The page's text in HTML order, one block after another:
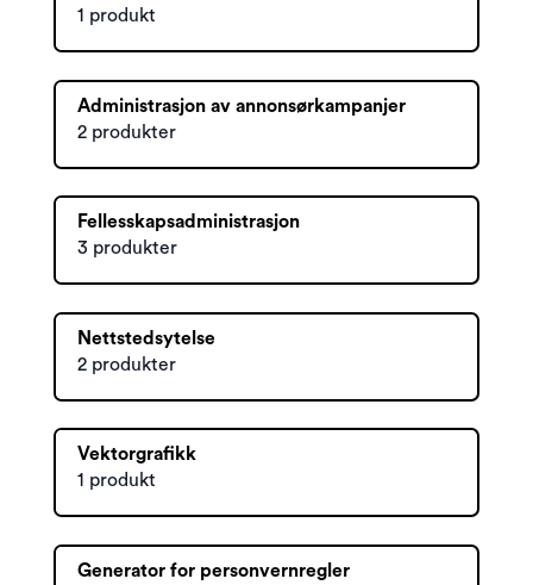
1 produkt
Administrasjon av annonsørkampanjer
2 produkter
Fellesskapsadministrasjon
3 produkter
Nettstedsytelse
2 produkter
Vektorgrafikk
1 produkt
Generator for personvernregler